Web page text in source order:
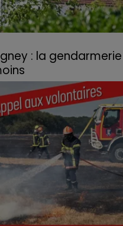
: la
avant de se
avait détruit deux
d'une centaine de